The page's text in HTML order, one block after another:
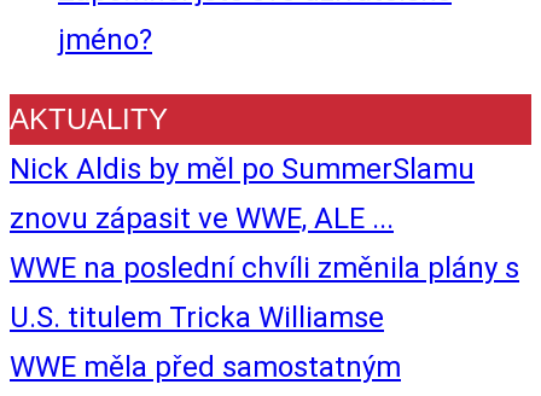
jméno?
AKTUALITY
Nick Aldis by měl po SummerSlamu
znovu zápasit ve WWE, ALE ...
WWE na poslední chvíli změnila plány s
U.S. titulem Tricka Williamse
WWE měla před samostatným